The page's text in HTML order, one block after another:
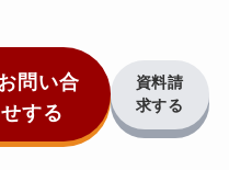
問い合
する
資料請
求する